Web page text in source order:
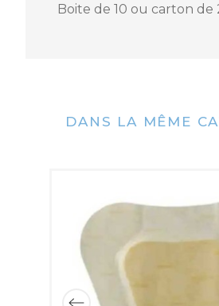
Boite de 10 ou carton de
DANS LA MÊME